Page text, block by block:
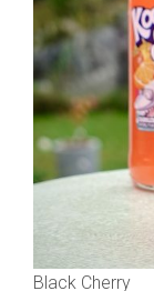
Black Cherry